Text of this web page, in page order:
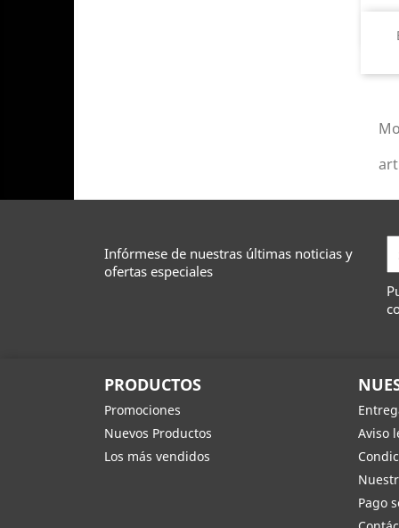
Infórmese de nuestras últimas noticias y
ofertas especiales
PRODUCTOS
Promociones
Nuevos Productos
Los más vendidos
Aviso
Pago